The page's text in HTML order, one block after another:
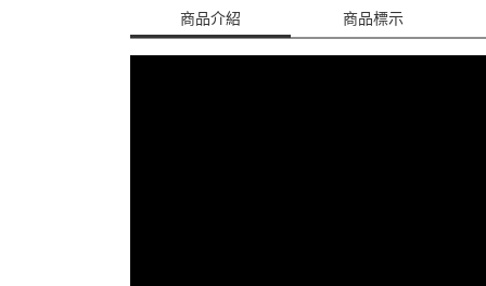
商品介紹 商品標示